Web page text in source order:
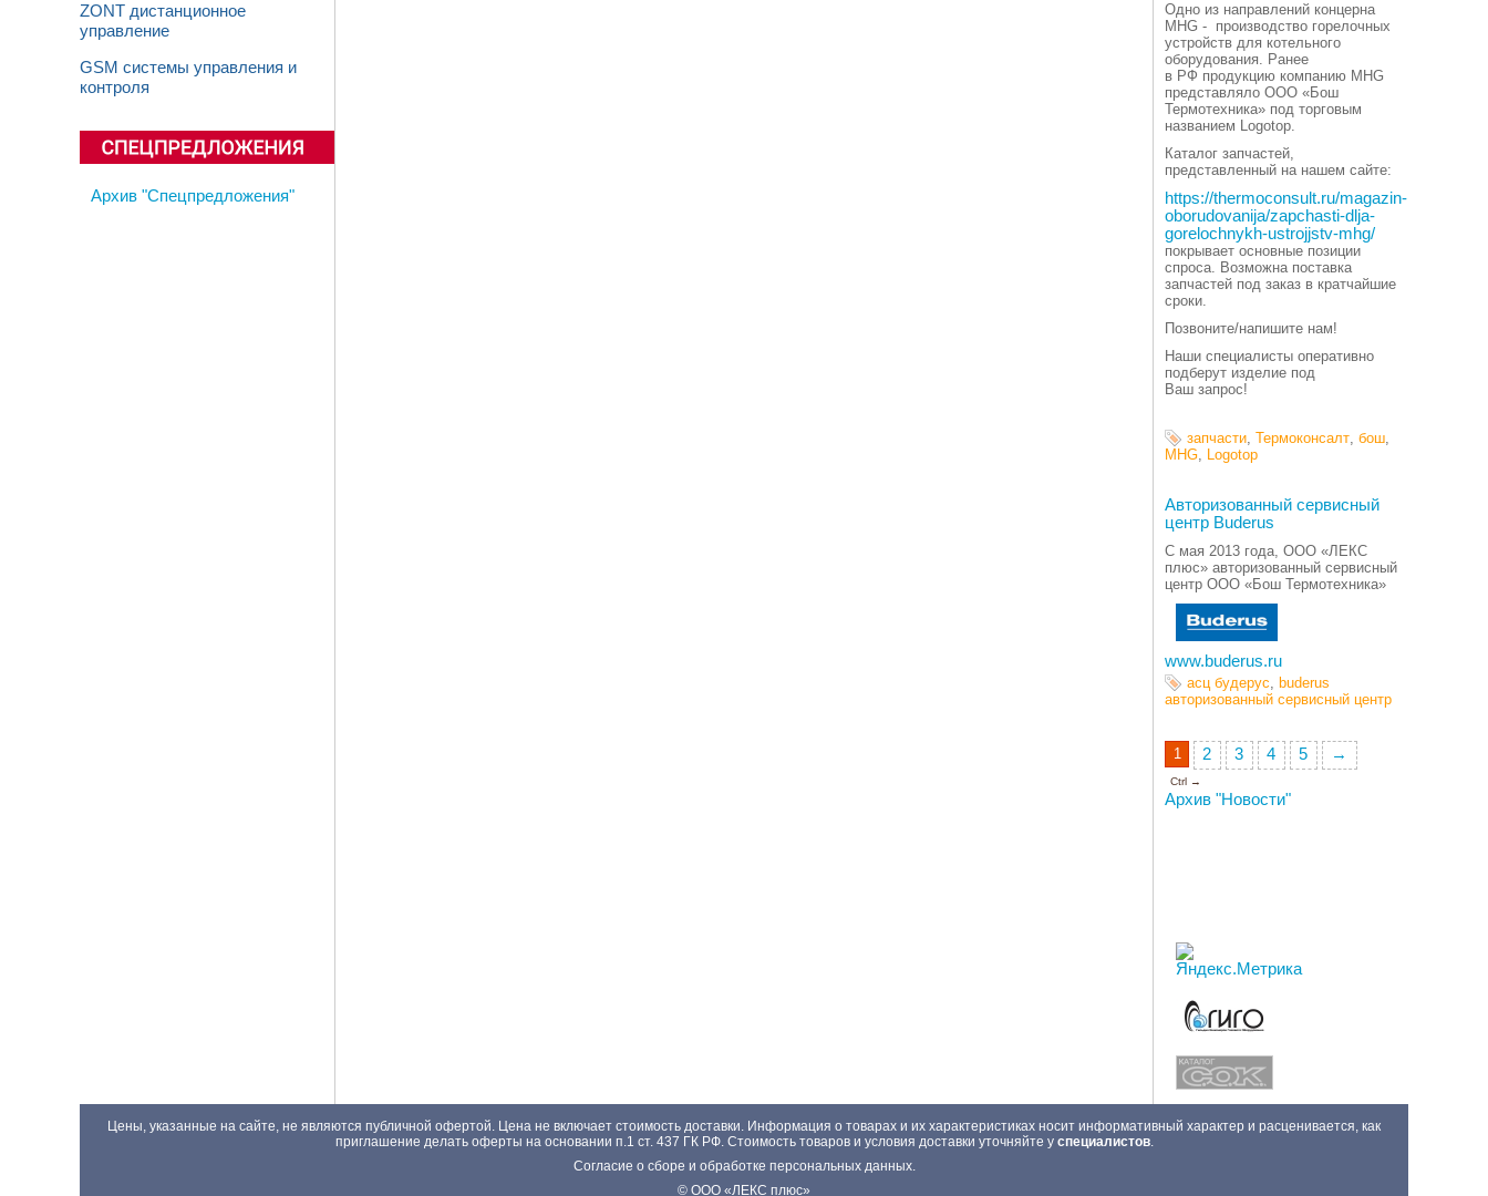
ZONT дистанционное
управление
GSM системы управления и
контроля
Архив "Спецпредложения"
Одно из направлений концерна
MHG - производство горелочных
устройств для котельного
оборудования. Ранее
в РФ продукцию компанию MHG
представляло ООО «Бош
Термотехника» под торговым
названием Logotop.
Каталог запчастей,
представленный на нашем сайте:
https://thermoconsult.ru/magazin-
oborudovanija/zapchasti-dlja-
gorelochnykh-ustrojjstv-mhg/
покрывает основные позиции
спроса. Возможна поставка
запчастей под заказ в кратчайшие
сроки.
Позвоните/напишите нам!
Наши специалисты оперативно
подберут изделие под
Ваш запрос!
запчасти, Термоконсалт, бош,
MHG, Logotop
Авторизованный сервисный
центр Buderus
C мая 2013 года, ООО «ЛЕКС
плюс» авторизованный сервисный
центр ООО «Бош Термотехника»
www.buderus.ru
асц будерус, buderus
авторизованный сервисный центр
1 2 3 4 5 →
Ctrl →
Архив "Новости"
Цены, указанные на сайте, не являются публичной офертой. Цена не включает стоимость доставки. Информация о товарах и их характеристиках носит информативный характер и расценивается, как
приглашение делать оферты на основании п.1 ст. 437 ГК РФ. Стоимость товаров и условия доставки уточняйте у специалистов.
Согласие о сборе и обработке персональных данных.
© ООО «ЛЕКС плюс»